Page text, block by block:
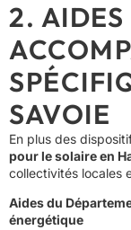
2. AIDES
SAVOIE
En plus des
pour le solaire en
collectivités locales
Aides du
énergétique